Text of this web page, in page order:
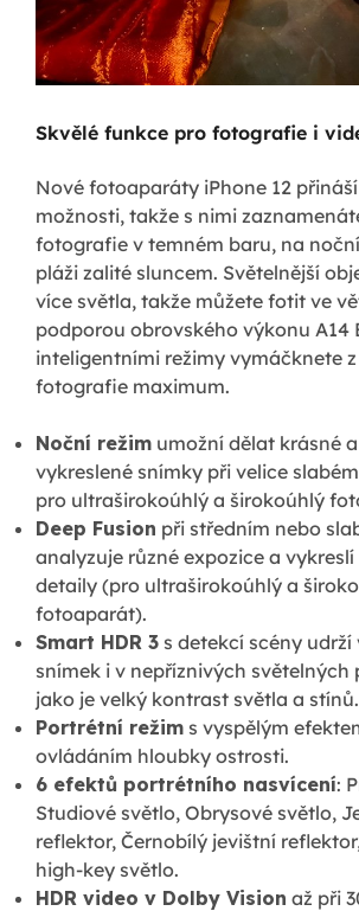
Skvělé funkce pro fotografie i
Nové fotoaparáty iPhone 12
možnosti, takže s nimi
fotografie v temném baru, na
pláži zalité sluncem. Světelnější
více světla, takže můžete fotit ve
podporou obrovského výkonu A14
inteligentními režimy vymáčknete
fotografie maximum.
Noční režim umožní dělat krásné
vykreslené snímky při velice
pro ultraširokoúhlý a širokoúhlý
Deep Fusion při středním nebo
analyzuje různé expozice a
detaily (pro ultraširokoúhlý a
fotoaparát).
Smart HDR 3 s detekcí scény udrží
snímek i v nepříznivých světelných
jako je velký kontrast světla a stínů.
Portrétní režim s vyspělým
ovládáním hloubky ostrosti.
6 efektů portrétního nasvícení:
Studiové světlo, Obrysové světlo,
reflektor, Černobílý jevištní
high-key světlo.
HDR video v Dolby Vision až při